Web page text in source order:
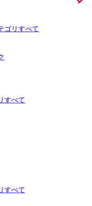
ゴリすべて
すべて
すべて